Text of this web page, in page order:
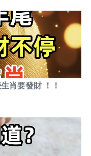
肖要發財 ！！